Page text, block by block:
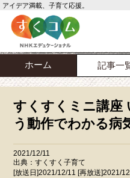
アイデア満載、子育て応援。
ホーム 記事一
すくすくミニ講座
う動作でわかる病
2021/12/11
出典：すくすく子育て
[放送日]2021/12/11 [再放送]2021/